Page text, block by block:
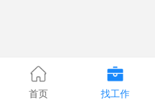
首页 找工作